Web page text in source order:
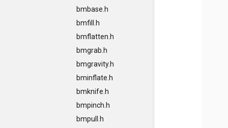
bmbase.h
bmfill.h
bmflatten.h
bmgrab.h
bmgravity.h
bminflate.h
bmknife.h
bmpinch.h
bmpull.h